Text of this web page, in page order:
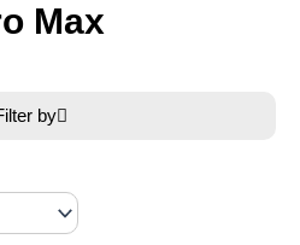
Max
by